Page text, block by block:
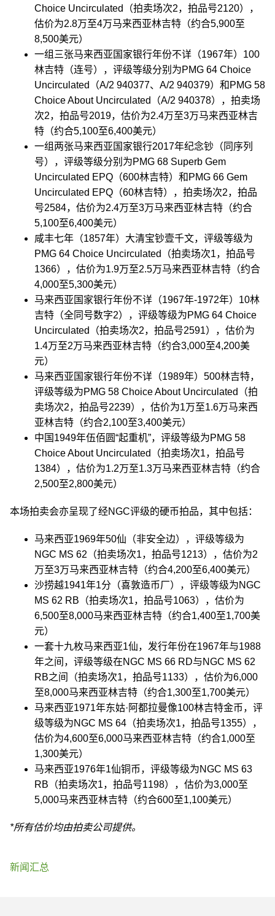
Choice Uncirculated（拍卖场次2，拍品号2120），
估价为2.8万至4万马来西亚林吉特（约合5,900至
8,500美元）
一组三张马来西亚国家银行年份不详（1967年）100
林吉特（连号），评级等级分别为PMG 64 Choice
Uncirculated（A/2 940377、A/2 940379）和PMG 58
Choice About Uncirculated（A/2 940378），拍卖场
次2，拍品号2019，估价为2.4万至3万马来西亚林吉
特（约合5,100至6,400美元）
一组两张马来西亚国家银行2017年纪念钞（同序列
号），评级等级分别为PMG 68 Superb Gem
Uncirculated EPQ（600林吉特）和PMG 66 Gem
Uncirculated EPQ（60林吉特），拍卖场次2，拍品
号2584，估价为2.4万至3万马来西亚林吉特（约合
5,100至6,400美元）
咸丰七年（1857年）大清宝钞壹千文，评级等级为
PMG 64 Choice Uncirculated（拍卖场次1，拍品号
1366），估价为1.9万至2.5万马来西亚林吉特（约合
4,000至5,300美元）
马来西亚国家银行年份不详（1967年-1972年）10林
吉特（全同号数字2），评级等级为PMG 64 Choice
Uncirculated（拍卖场次2，拍品号2591），估价为
1.4万至2万马来西亚林吉特（约合3,000至4,200美
元）
马来西亚国家银行年份不详（1989年）500林吉特，
评级等级为PMG 58 Choice About Uncirculated（拍
卖场次2，拍品号2239），估价为1万至1.6万马来西
亚林吉特（约合2,100至3,400美元）
中国1949年伍佰圆“起重机”，评级等级为PMG 58
Choice About Uncirculated（拍卖场次1，拍品号
1384），估价为1.2万至1.3万马来西亚林吉特（约合
2,500至2,800美元）
本场拍卖会亦呈现了经NGC评级的硬币拍品，其中包括：
马来西亚1969年50仙（非安全边），评级等级为
NGC MS 62（拍卖场次1，拍品号1213），估价为2
万至3万马来西亚林吉特（约合4,200至6,400美元）
沙捞越1941年1分（喜敦造币厂），评级等级为NGC
MS 62 RB（拍卖场次1，拍品号1063），估价为
6,500至8,000马来西亚林吉特（约合1,400至1,700美
元）
一套十九枚马来西亚1仙，发行年份在1967年与1988
年之间，评级等级在NGC MS 66 RD与NGC MS 62
RB之间（拍卖场次1，拍品号1133），估价为6,000
至8,000马来西亚林吉特（约合1,300至1,700美元）
马来西亚1971年东姑·阿都拉曼像100林吉特金币，评
级等级为NGC MS 64（拍卖场次1，拍品号1355），
估价为4,600至6,000马来西亚林吉特（约合1,000至
1,300美元）
马来西亚1976年1仙铜币，评级等级为NGC MS 63
RB（拍卖场次1，拍品号1198），估价为3,000至
5,000马来西亚林吉特（约合600至1,100美元）
*所有估价均由拍卖公司提供。
新闻汇总